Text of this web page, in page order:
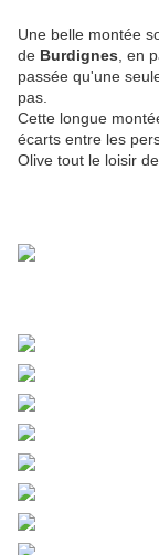
Une belle montée
de Burdignes , en
passée qu'une
pas.
Cette longue
écarts entre les
Olive tout le loisir